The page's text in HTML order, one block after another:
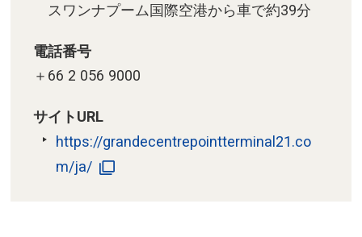
スワンナプーム国際空港から車で約39分
電話番号
＋66 2 056 9000
サイトURL
https://grandecentrepointterminal21.co
m/ja/